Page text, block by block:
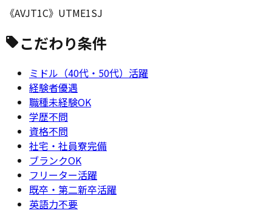
《AVJT1C》UTME1SJ
こだわり条件
ミドル（40代・50代）活躍
経験者優遇
職種未経験OK
学歴不問
資格不問
社宅・社員寮完備
ブランクOK
フリーター活躍
既卒・第二新卒活躍
英語力不要